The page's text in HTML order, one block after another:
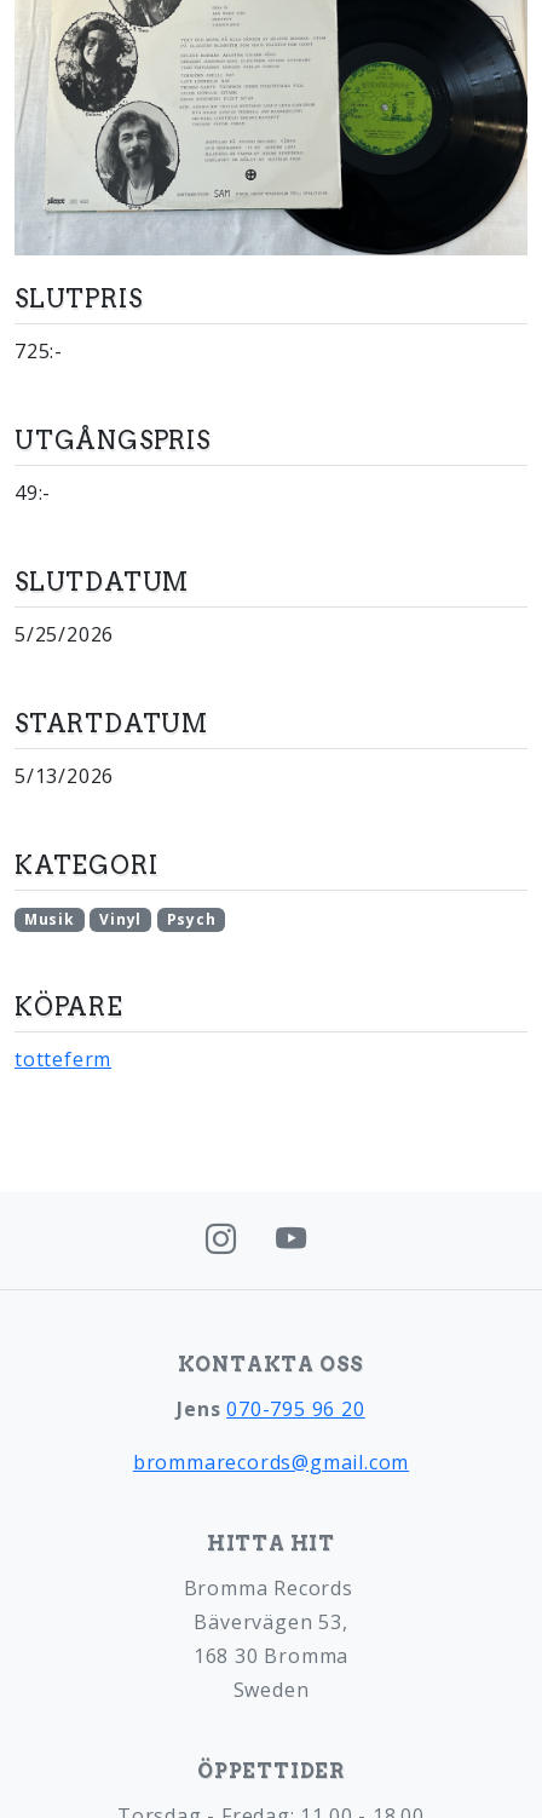
SLUTPRIS
725:-
UTGÅNGSPRIS
49:-
SLUTDATUM
5/25/2026
STARTDATUM
5/13/2026
KATEGORI
Musik Vinyl Psych
KÖPARE
totteferm
KONTAKTA OSS
Jens070-795 96 20
brommarecords@gmail.com
HITTA HIT
Bromma Records
Bävervägen 53,
168 30 Bromma
Sweden
ÖPPETTIDER